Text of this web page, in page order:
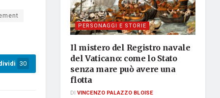
30
PERSONAGGI E STORIE
Il mistero del Registro navale
del Vaticano: come lo Stato
senza mare può avere una
flotta
DI VINCENZO PALAZZO BLOISE